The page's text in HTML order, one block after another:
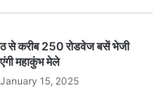
से करीब 250 रोडवेज बसें भेजी
महाकुंभ मेले
January 15, 2025